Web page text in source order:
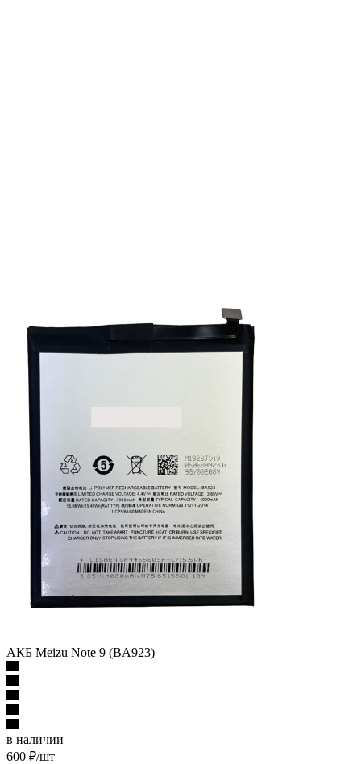
АКБ Meizu Note 9 (BA923)
в наличии
600 ₽/шт